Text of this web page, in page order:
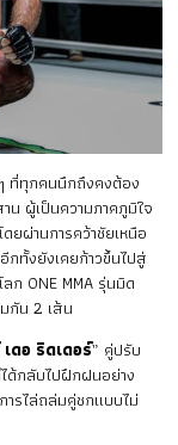
ที่ทุกคนนึกถึงคงต้อง
ผู้เป็นความภาคภูมิใจ
ยผ่านการคว้าชัยเหนือ
ทั้งยังเคยก้าวขึ้นไปสู่
ก ONE MMA รุ่นมิด
กัน 2 เส้น
ดอ ริดเดอร์” คู่ปรับ
ด้กลับไปฝึกฝนอย่าง
รไล่ถล่มคู่ชกแบบไม่